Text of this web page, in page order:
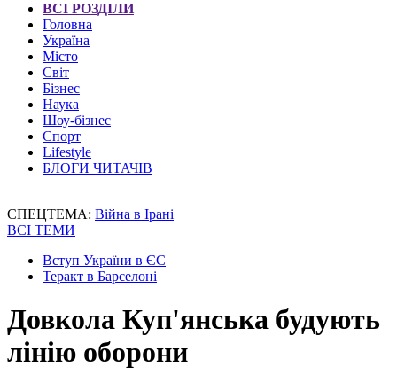
ВСІ РОЗДІЛИ
Головна
Україна
Місто
Світ
Бізнес
Наука
Шоу-бізнес
Спорт
Lifestyle
БЛОГИ ЧИТАЧІВ
СПЕЦТЕМА: Війна в Ірані
ВСІ ТЕМИ
Вступ України в ЄС
Теракт в Барселоні
Довкола Куп'янська будують
лінію оборони